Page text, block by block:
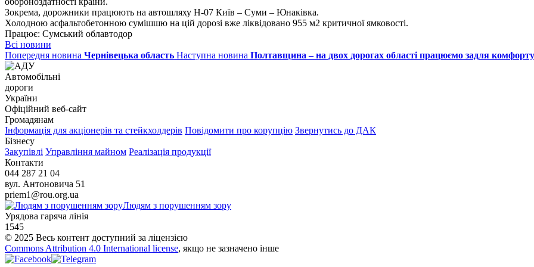
Зокрема, дорожники працюють на автошляху Н-07 Київ – Суми – Юнаківка.
Холодною асфальтобетонною сумішшю на цій дорозі вже ліквідовано 955 м2 критичної ямковості.
Працює: Сумський облавтодор
Всі новини
Попередня новина Чернівецька область Наступна новина Полтавщина – на двох дорогах області працюємо задля
Автомобільні
дороги
України
Офіційний веб‑сайт
Громадянам
Інформація для акціонерів та стейкхолдерів Повідомити про корупцію Звернутись до ДАК
Бізнесу
Закупівлі Управління майном Реалізація продукції
Контакти
044 287 21 04
вул. Антоновича 51
priem1@rou.org.ua
Людям з порушенням зору
Урядова гаряча лінія
1545
© 2025 Весь контент доступний за ліцензією
Commons Attribution 4.0 International license, якщо не зазначено інше